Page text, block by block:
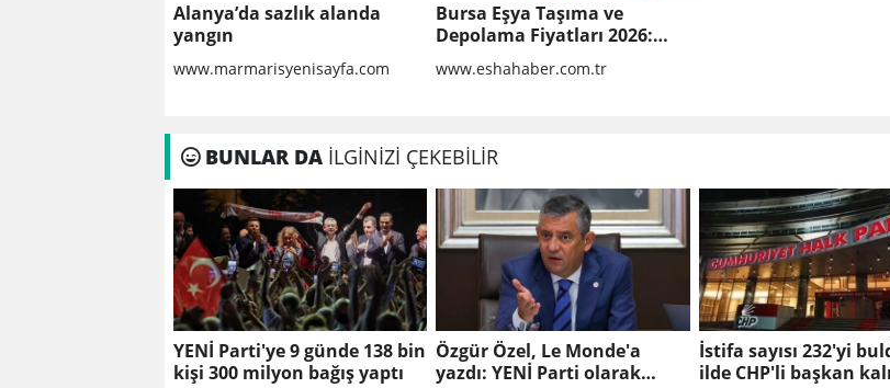
Alanya’da sazlık alanda
yangın
www.marmarisyenisayfa.com
Bursa Eşya Taşıma ve
Depolama Fiyatları 2026:
Güvenli Hizmet İçin
Bilinmesi Gerekenler
www.eshahaber.com.tr
BUNLAR DA İLGİNİZİ ÇEKEBİLİR
YENİ Parti'ye 9 günde 138 bin
kişi 300 milyon bağış yaptı
Özgür Özel, Le Monde'a
yazdı: YENİ Parti olarak
İstifa sayısı 232'yi
ilde CHP'li başkan